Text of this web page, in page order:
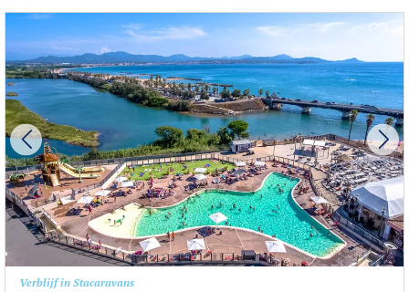
Verblijf in Stacaravans